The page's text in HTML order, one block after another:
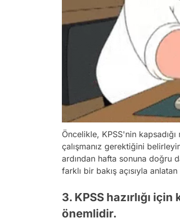
Öncelikle, KPSS'nin
çalışmanız gerektiğini
ardından hafta sonuna doğru
farklı bir bakış açısıyla
3. KPSS hazırlığı
önemlidir.